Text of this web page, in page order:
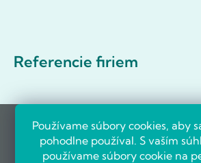
Používame súbory cookies, aby
pohodlne používal. S vaším
používame súbory cookie na
Referencie firiem